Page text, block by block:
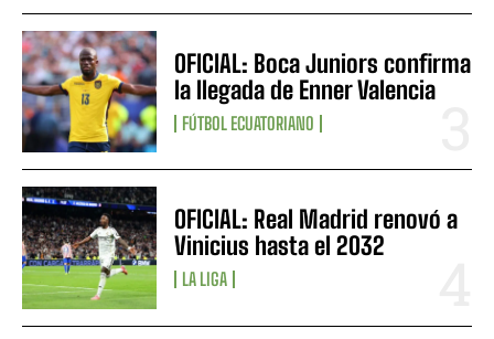
OFICIAL: Boca Juniors confirma
la llegada de Enner Valencia
FÚTBOL ECUATORIANO
OFICIAL: Real Madrid renovó a
Vinicius hasta el 2032
LA LIGA